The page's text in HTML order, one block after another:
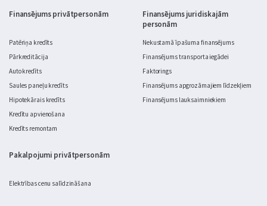
Finansējums privātpersonām
Patēriņa kredīts
Pārkreditācija
Auto kredīts
Saules paneļu kredīts
Hipotekārais kredīts
Kredītu apvienošana
Kredīts remontam
Pakalpojumi privātpersonām
Elektrības cenu salīdzināšana
Finansējums juridiskajām
personām
Nekustamā īpašuma finansējums
Finansējums transporta iegādei
Faktorings
Finansējums apgrozāmajiem līdzekļiem
Finansējums lauksaimniekiem